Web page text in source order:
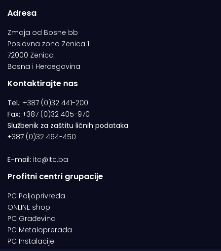
Adresa
Zmaja od Bosne bb
Poslovna zona Zenica 1
72000 Zenica
Bosna i Hercegovina
Kontaktirajte nas
Tel.: +387 (0)32 441-200
Fax: +387 (0)32 405-970
Službenik za zaštitu ličnih podataka
+387 (0)32 464-450
E-mail: itc@itc.ba
Profitni centri grupacije
PC Poljoprivreda
ONLINE shop
PC Građevina
PC Metaloprerada
PC Instalacije